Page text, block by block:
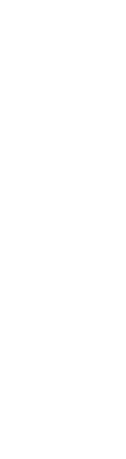
v Holandsku
poltucet
milióny od Ružičku
Liga si